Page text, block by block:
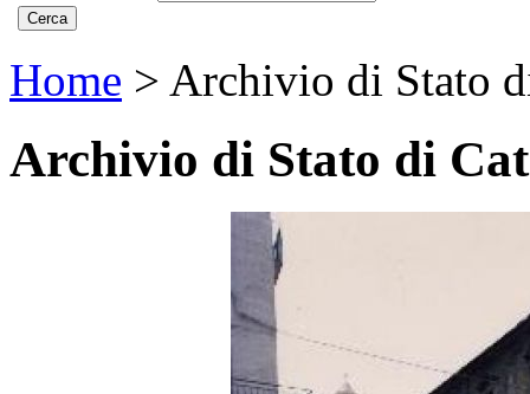
Home > Archivio di Stato
Archivio di Stato di